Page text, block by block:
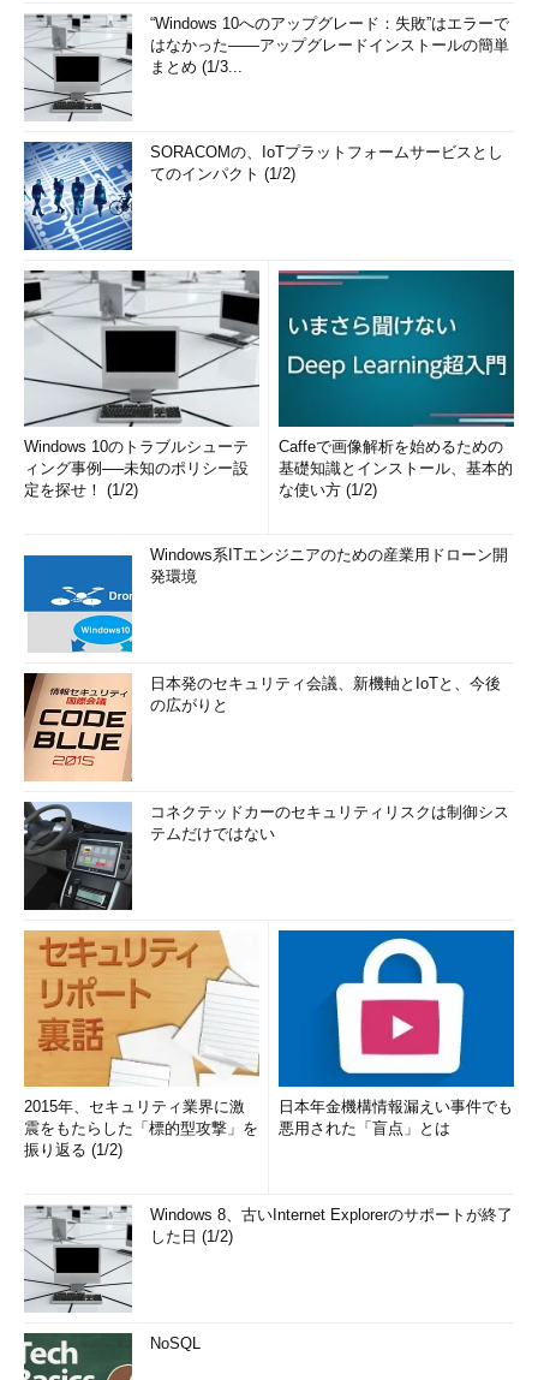
“Windows 10へのアップグレード：失敗”はエラーで
はなかった――アップグレードインストールの簡単
まとめ (1/3...
SORACOMの、IoTプラットフォームサービスとし
てのインパクト (1/2)
Windows 10のトラブルシューテ
ィング事例──未知のポリシー設
定を探せ！ (1/2)
Caffeで画像解析を始めるための
基礎知識とインストール、基本的
な使い方 (1/2)
Windows系ITエンジニアのための産業用ドローン開
発環境
日本発のセキュリティ会議、新機軸とIoTと、今後
の広がりと
コネクテッドカーのセキュリティリスクは制御シス
テムだけではない
2015年、セキュリティ業界に激
震をもたらした「標的型攻撃」を
振り返る (1/2)
日本年金機構情報漏えい事件でも
悪用された「盲点」とは
Windows 8、古いInternet Explorerのサポートが終了
した日 (1/2)
NoSQL